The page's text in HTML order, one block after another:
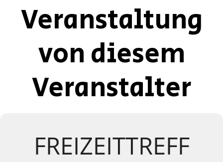
Veranstaltung
von diesem
Veranstalter
FREIZEITTREFF